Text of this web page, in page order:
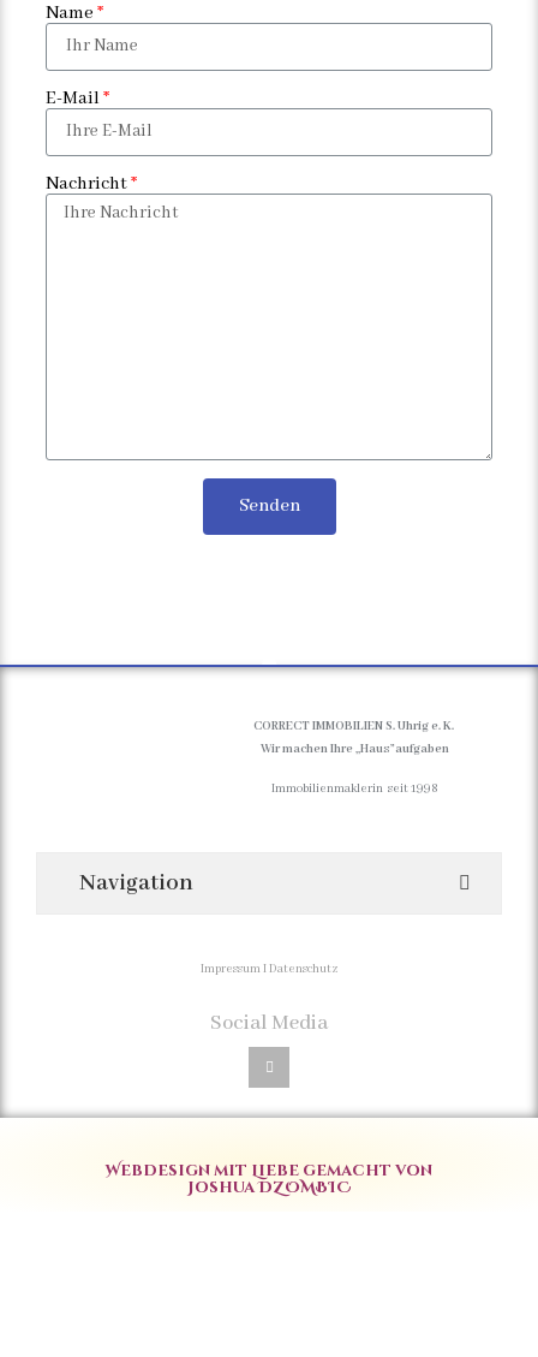
Name
E-Mail
Nachricht
Senden
CORRECT IMMOBILIEN S. Uhrig e. K.
Wir machen Ihre ,,Haus”aufgaben
Immobilienmaklerin seit 1998
Navigation
Impressum IDatenschutz
Social Media
Webdesign mit Liebe gemacht von
Joshua DZOMBIC